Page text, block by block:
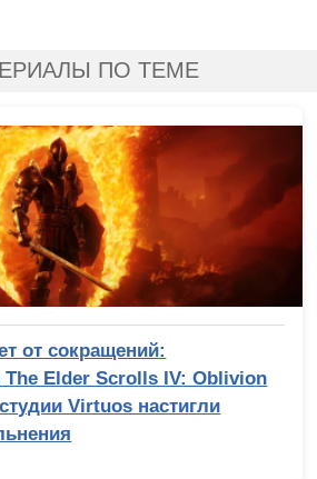
ПО ТЕМЕ
от сокращений:
The Elder Scrolls IV: Oblivion
Virtuos настигли